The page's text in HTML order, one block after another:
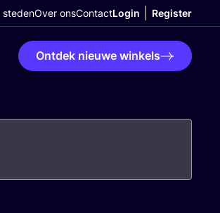
stedenOver onsContactLogin Register
Ontdek nieuwe winkels